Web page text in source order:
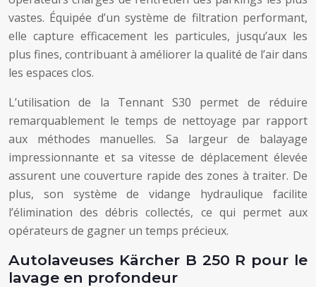
vastes. Équipée d’un système de filtration performant,
elle capture efficacement les particules, jusqu’aux les
plus fines, contribuant à améliorer la qualité de l’air dans
les espaces clos.
L’utilisation de la Tennant S30 permet de réduire
remarquablement le temps de nettoyage par rapport
aux méthodes manuelles. Sa largeur de balayage
impressionnante et sa vitesse de déplacement élevée
assurent une couverture rapide des zones à traiter. De
plus, son système de vidange hydraulique facilite
l’élimination des débris collectés, ce qui permet aux
opérateurs de gagner un temps précieux.
Autolaveuses Kärcher B 250 R pour le
lavage en profondeur